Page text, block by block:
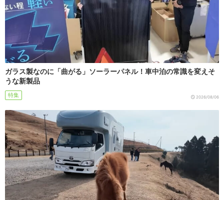
ガラス製なのに「曲がる」ソーラーパネル！車中泊の常識を変えそ
うな新製品
特集 2026/08/06